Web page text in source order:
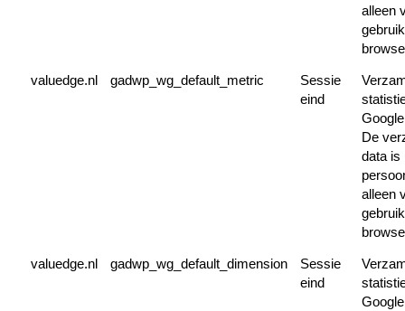
alleen
valuedge.nl gadwp_wg_default_metric
Sessie
eind
De
data is
alleen
valuedge.nl gadwp_wg_default_dimension
Sessie
eind